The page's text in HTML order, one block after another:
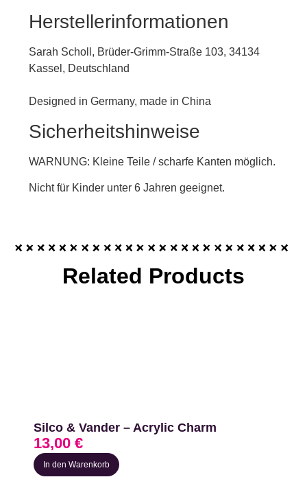
Herstellerinformationen
Sarah Scholl, Brüder-Grimm-Straße 103, 34134
Kassel, Deutschland
Designed in Germany, made in China
Sicherheitshinweise
WARNUNG: Kleine Teile / scharfe Kanten möglich.
Nicht für Kinder unter 6 Jahren geeignet.
Related Products
Silco & Vander – Acrylic Charm
In den Warenkorb
13,00 €